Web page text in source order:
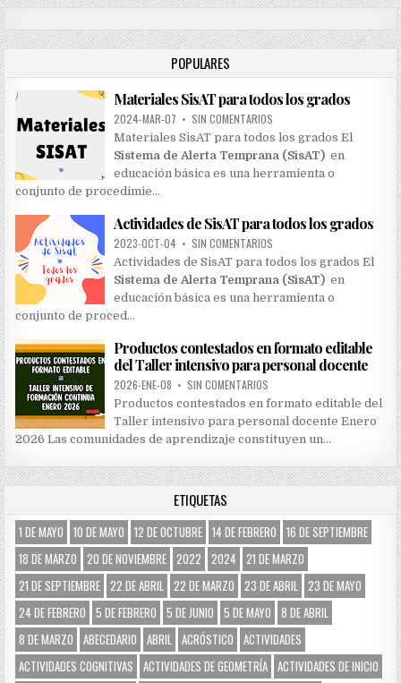
r
c
h
o
r
:
POPULARES
Materiales SisAT para todos los grados
2024-MAR-07 • SIN COMENTARIOS
Materiales SisAT para todos los grados El
Sistema de Alerta Temprana (SisAT) en
educación básica es una herramienta o
conjunto de procedimie…
Actividades de SisAT para todos los grados
2023-OCT-04 • SIN COMENTARIOS
Actividades de SisAT para todos los grados El
Sistema de Alerta Temprana (SisAT) en
educación básica es una herramienta o
conjunto de proced…
Productos contestados en formato editable
del Taller intensivo para personal docente
2026-ENE-08 • SIN COMENTARIOS
Productos contestados en formato editable del
Taller intensivo para personal docente Enero
2026 Las comunidades de aprendizaje constituyen un…
ETIQUETAS
1 DE MAYO 10 DE MAYO 12 DE OCTUBRE 14 DE FEBRERO
16 DE SEPTIEMBRE
18 DE MARZO
20 DE NOVIEMBRE 2022 2024
21 DE MARZO
21 DE SEPTIEMBRE 22 DE ABRIL 22 DE MARZO 23 DE ABRIL 23 DE MAYO
24 DE FEBRERO
5 DE FEBRERO 5 DE JUNIO 5 DE MAYO
8 DE ABRIL
8 DE MARZO
ABECEDARIO ABRIL ACRÓSTICO
ACTIVIDADES
ACTIVIDADES COGNITIVAS
ACTIVIDADES DE GEOMETRÍA ACTIVIDADES DE INICIO